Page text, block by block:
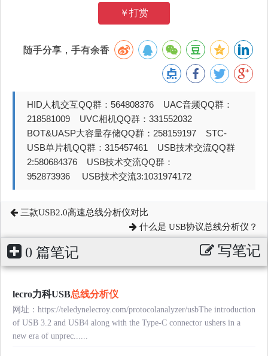
￥打赏
随手分享，手有余香
HID人机交互QQ群：564808376 UAC音频QQ群：
218581009 UVC相机QQ群：331552032
BOT&UASP大容量存储QQ群：258159197 STC-
USB单片机QQ群：315457461 USB技术交流QQ群
2:580684376 USB技术交流QQ群：
952873936 USB技术交流3:1031974172
三款USB2.0高速总线分析仪对比
什么是 USB协议总线分析仪？
0 篇笔记 写笔记
lecro力科USB总线分析仪
网址：https://teledynelecroy.com/protocolanalyzer/usbThe introduction
of USB 3.2 and USB4 along with the Type-C connector ushers in a
new era of unprec......